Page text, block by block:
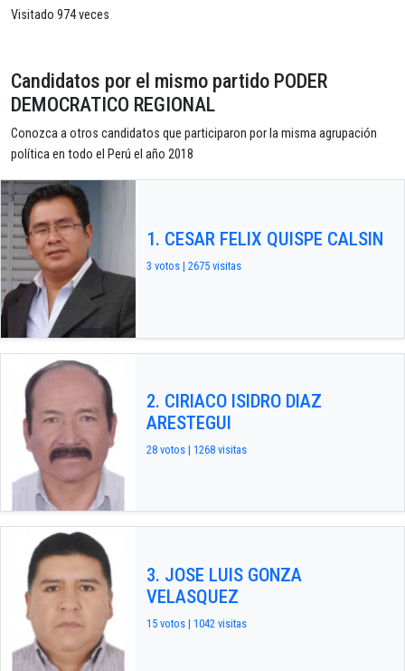
Visitado 974 veces
Candidatos por el mismo partido PODER
DEMOCRATICO REGIONAL
Conozca a otros candidatos que participaron por la misma agrupación
política en todo el Perú el año 2018
1. CESAR FELIX QUISPE CALSIN
3 votos | 2675 visitas
2. CIRIACO ISIDRO DIAZ
ARESTEGUI
28 votos | 1268 visitas
3. JOSE LUIS GONZA
VELASQUEZ
15 votos | 1042 visitas